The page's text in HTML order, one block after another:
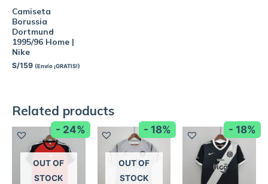
Camiseta
Borussia
Dortmund
1995/96 Home |
Nike
S/159 (Envío ¡GRATIS!)
Related products
- 24%
OUT OF
STOCK
- 18%
OUT OF
STOCK
- 18%